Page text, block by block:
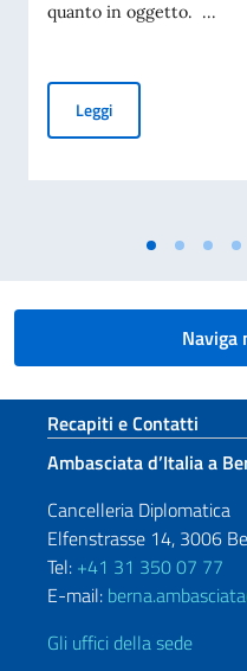
quanto in oggetto. ...
LeggiBANDO DI
Naviga
Sezione
Recapiti e Contatti
Ambasciata d’Italia a
Cancelleria Diplomatica
Elfenstrasse 14, 3006
Tel: +41 31 350 07 77
E-mail:
Gli uffici della sede